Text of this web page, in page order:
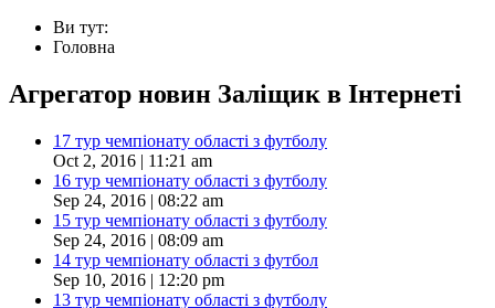
Ви тут:
Головна
Агрегатор новин Заліщик в Інтернеті
17 тур чемпіонату області з футболу
Oct 2, 2016 | 11:21 am
16 тур чемпіонату області з футболу
Sep 24, 2016 | 08:22 am
15 тур чемпіонату області з футболу
Sep 24, 2016 | 08:09 am
14 тур чемпіонату області з футбол
Sep 10, 2016 | 12:20 pm
13 тур чемпіонату області з футболу